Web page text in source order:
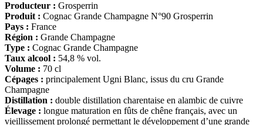
Producteur : Grosperrin
Produit : Cognac Grande Champagne N°90 Grosperrin
Pays : France
Région : Grande Champagne
Type : Cognac Grande Champagne
Taux alcool : 54,8 % vol.
Volume : 70 cl
Cépages : principalement Ugni Blanc, issus du cru Grande
Champagne
Distillation : double distillation charentaise en alambic de cuivre
Élevage : longue maturation en fûts de chêne français, avec un
vieillissement prolongé permettant le développement d’une grande